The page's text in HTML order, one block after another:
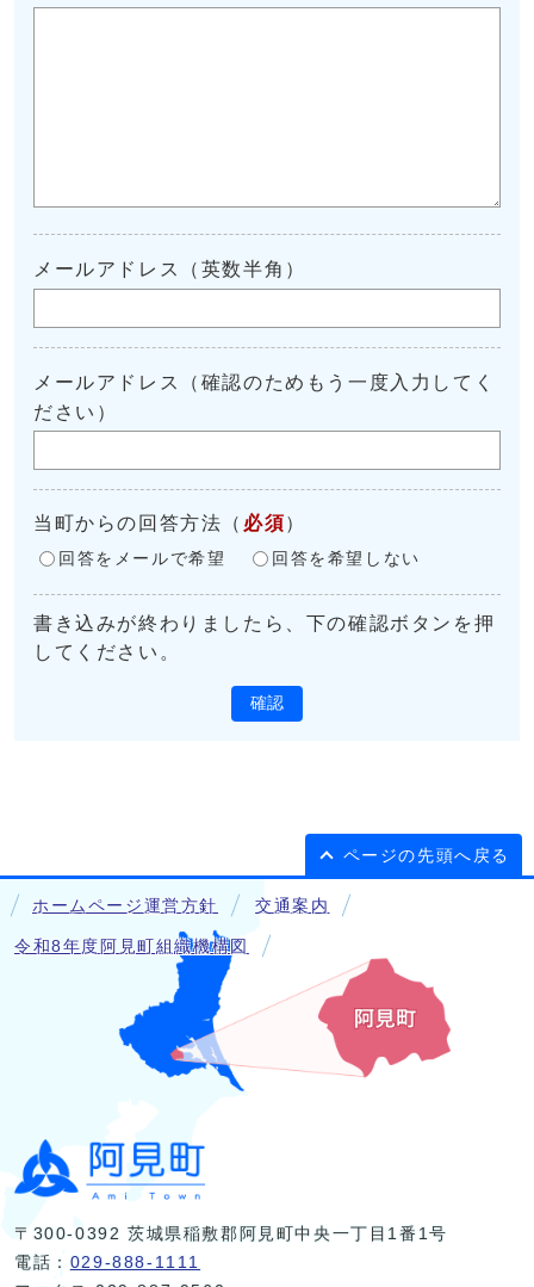
メールアドレス（英数半角）
メールアドレス（確認のためもう一度入力してく
ださい）
当町からの回答方法 （ 必須 ）
回答をメールで希望 回答を希望しない
書き込みが終わりましたら、下の確認ボタンを押
してください。
確認
ページの先頭へ戻る
ホームページ運営方針 交通案内
令和8年度阿見町組織機構図
〒300-0392 茨城県稲敷郡阿見町中央一丁目1番1号
電話： 029-888-1111